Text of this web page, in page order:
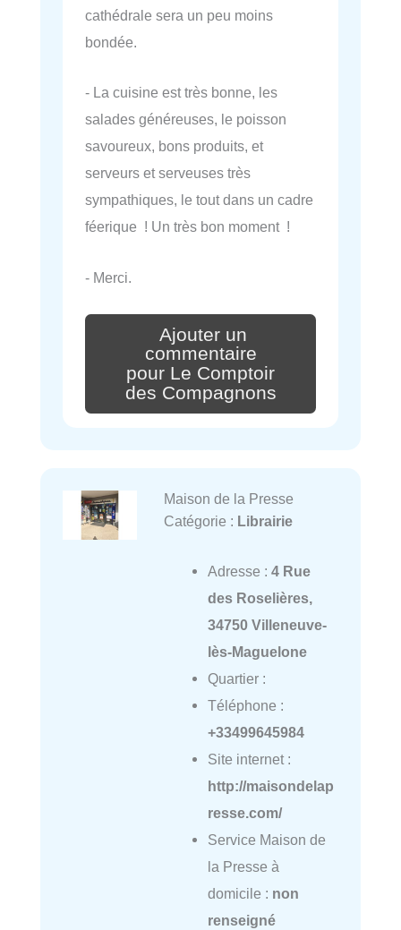
cathédrale sera un peu moins
bondée.
- La cuisine est très bonne, les
salades généreuses, le poisson
savoureux, bons produits, et
serveurs et serveuses très
sympathiques, le tout dans un cadre
féerique ! Un très bon moment !
- Merci.
Ajouter un
commentaire
pour Le Comptoir
des Compagnons
Maison de la Presse
Catégorie : Librairie
Adresse : 4 Rue
des Roselières,
34750 Villeneuve-
lès-Maguelone
Quartier :
Téléphone :
+33499645984
Site internet :
http://maisondelap
resse.com/
Service Maison de
la Presse à
domicile : non
renseigné